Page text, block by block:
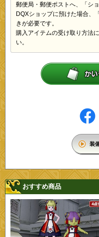
郵便局・郵便ポストへ、「シ
DQXショップに預けた場合、
きが必要です。
購入アイテムの受け取り方法
い。
装
おすすめ商品